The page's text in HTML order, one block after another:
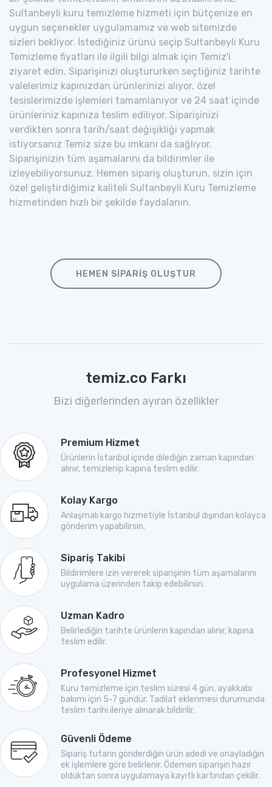
Sultanbeyli kuru temizleme hizmeti için bütçenize en
uygun seçenekler uygulamamız ve web sitemizde
sizleri bekliyor. İstediğiniz ürünü seçip Sultanbeyli Kuru
Temizleme fiyatları ile ilgili bilgi almak için Temiz'i
ziyaret edin. Siparişinizi oluştururken seçtiğiniz tarihte
valelerimiz kapınızdan ürünlerinizi alıyor, özel
tesislerimizde işlemleri tamamlanıyor ve 24 saat içinde
ürünleriniz kapınıza teslim ediliyor. Siparişinizi
verdikten sonra tarih/saat değişikliği yapmak
istiyorsanız Temiz size bu imkanı da sağlıyor.
Siparişinizin tüm aşamalarını da bildirimler ile
izleyebiliyorsunuz. Hemen sipariş oluşturun, sizin için
özel geliştirdiğimiz kaliteli Sultanbeyli Kuru Temizleme
hizmetinden hızlı bir şekilde faydalanın.
HEMEN SIPARIŞ OLUŞTUR
temiz.co Farkı
Bizi diğerlerinden ayıran özellikler
Premium Hizmet
Ürünlerin İstanbul içinde dilediğin zaman kapından
alınır, temizlenip kapına teslim edilir.
Kolay Kargo
Anlaşmalı kargo hizmetiyle İstanbul dışından kolayca
gönderim yapabilirsin.
Sipariş Takibi
Bildirimlere izin vererek siparişinin tüm aşamalarını
uygulama üzerinden takip edebilirsin.
Uzman Kadro
Belirlediğin tarihte ürünlerin kapından alınır, kapına
teslim edilir.
Profesyonel Hizmet
Kuru temizleme için teslim süresi 4 gün, ayakkabı
bakımı için 5-7 gündür. Tadilat eklenmesi durumunda
teslim tarihi ileriye alınarak bildirilir.
Güvenli Ödeme
Sipariş tutarın gönderdiğin ürün adedi ve onayladığın
ek işlemlere göre belirlenir. Ödemen siparişin hazır
olduktan sonra uygulamaya kayıtlı kartından çekilir.